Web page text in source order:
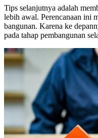
Tips selanjutnya adalah
lebih awal. Perencanaan ini
bangunan. Karena ke
pada tahap pembangunan